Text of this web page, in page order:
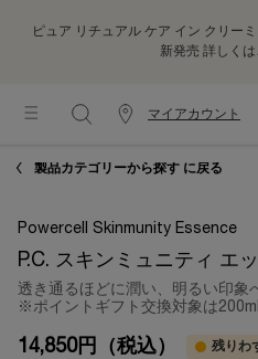
ピュア リチュアル ケア イン クリー
新発売 詳しくは
カ
ン
情
報
マイアカウント
製品カテゴリーから探す に戻る
Powercell Skinmunity Essence
P.C. スキンミュニティ エ
透き通るほどに潤い、明るい印象
※ポイントギフト交換対象は200 m
14,850円 （税込） 残りわ